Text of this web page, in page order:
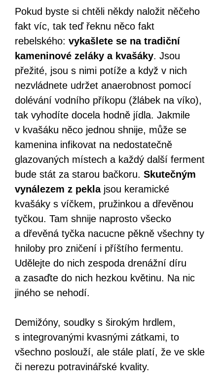
víčky stačí.
Pokud byste si chtěli někdy naložit něčeho
fakt víc, tak teď řeknu něco fakt
rebelského: vykašlete se na tradiční
kameninové zeláky a kvašáky. Jsou
přežité, jsou s nimi potíže a když v nich
nezvládnete udržet anaerobnost pomocí
dolévání vodního příkopu (žlábek na víko),
tak vyhodíte docela hodně jídla. Jakmile
v kvašáku něco jednou shnije, může se
kamenina infikovat na nedostatečně
glazovaných místech a každý další ferment
bude stát za starou bačkoru. Skutečným
vynálezem z peklajsou keramické
kvašáky s víčkem, pružinkou a dřevěnou
tyčkou. Tam shnije naprosto všecko
a dřevěná tyčka nacucne pěkně všechny ty
hniloby pro zničení i příštího fermentu.
Udělejte do nich zespoda drenážní díru
a zasaďte do nich hezkou květinu. Na nic
jiného se nehodí.
Demižóny, soudky s širokým hrdlem,
s integrovanými kvasnými zátkami, to
všechno poslouží, ale stále platí, že ve skle
či nerezu potravinářské kvality.